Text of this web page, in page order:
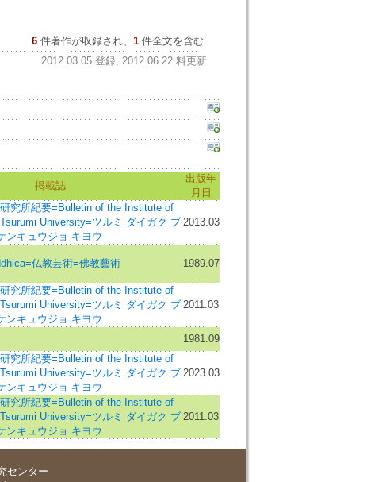
6 件著作が収録され、 1件全文を含む
2012.03.05 登録, 2012.06.22 料更新
掲載誌
出版年
月日
究所紀要=Bulletin of the Institute of
University=ツルミ ダイガク ブ
ンキュウジョ キヨウ
2013.03
仏教芸術=佛教藝術 1989.07
究所紀要=Bulletin of the Institute of
University=ツルミ ダイガク ブ
ンキュウジョ キヨウ
2011.03
1981.09
究所紀要=Bulletin of the Institute of
University=ツルミ ダイガク ブ
ンキュウジョ キヨウ
2023.03
究所紀要=Bulletin of the Institute of
University=ツルミ ダイガク ブ
ンキュウジョ キヨウ
2011.03
センター